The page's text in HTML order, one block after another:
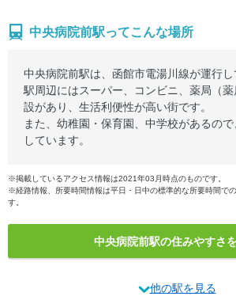
中央病院前駅ってこんな場所
中央病院前駅は、函館市電湯川線が運行し
駅周辺にはスーパー、コンビニ、薬局（
設があり、生活利便性が高い街です。
また、幼稚園・保育園、中学校があるの
しています。
※掲載しているアクセス情報は2021年03月時点のものです。
※経路情報、所要時間情報は平日・日中の標準的な所要時間で
す。
中央病院前駅の住みやすさ
他の駅を見る